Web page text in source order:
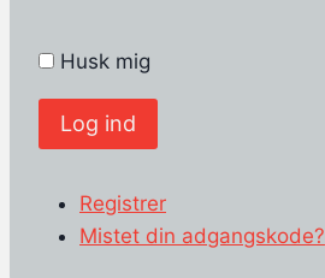
Husk mig
Log ind
Registrer
Mistet din adgangskode?